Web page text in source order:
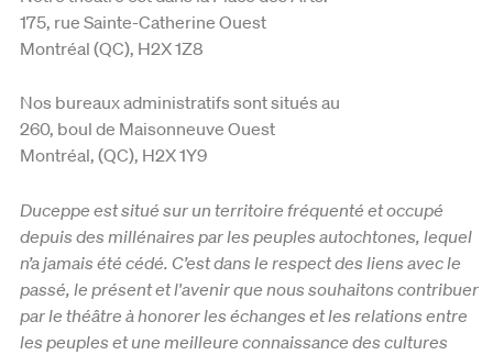
175, rue Sainte-Catherine Ouest
Montréal (QC), H2X 1Z8
Nos bureaux administratifs sont situés au
260, boul de Maisonneuve Ouest
Montréal, (QC), H2X 1Y9
Duceppe est situé sur un territoire fréquenté et occupé
depuis des millénaires par les peuples autochtones, lequel
n’a jamais été cédé. C’est dans le respect des liens avec le
passé, le présent et l'avenir que nous souhaitons contribuer
par le théâtre à honorer les échanges et les relations entre
les peuples et une meilleure connaissance des cultures